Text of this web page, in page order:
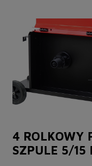
4 ROLKOWY
SZPULE 5/15